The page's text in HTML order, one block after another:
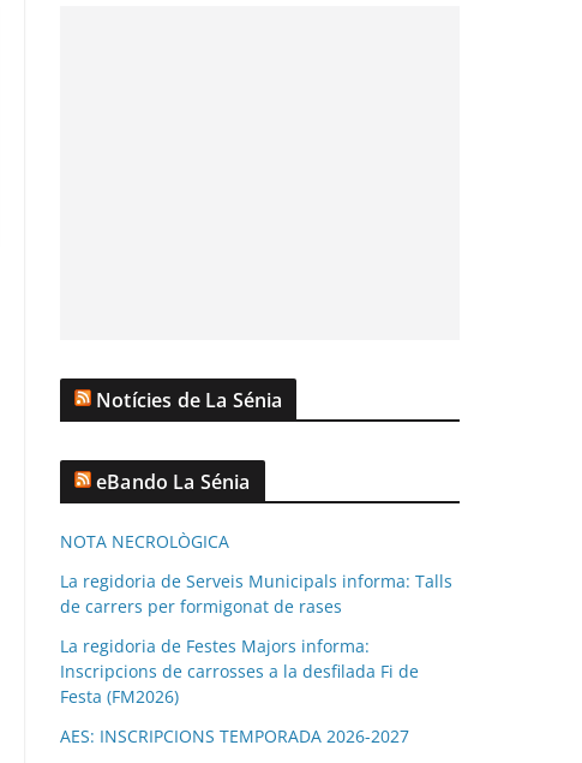
Notícies de La Sénia
eBando La Sénia
NOTA NECROLÒGICA
La regidoria de Serveis Municipals informa: Talls
de carrers per formigonat de rases
La regidoria de Festes Majors informa:
Inscripcions de carrosses a la desfilada Fi de
Festa (FM2026)
AES: INSCRIPCIONS TEMPORADA 2026-2027